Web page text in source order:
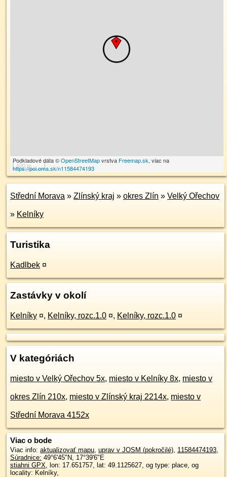
100 m
Podkladové dáta ©OpenStreetMapvrstva Freemap.sk, viac na
https://poi.oma.sk/n11584474193
Střední Morava » Zlínský kraj » okres Zlín » Velký Ořechov
» Kelníky
Turistika
Kadlbek ¤
Zastávky v okolí
Kelníky ¤, Kelníky, rozc.1.0 ¤, Kelníky, rozc.1.0 ¤
V kategóriách
miesto v Velký Ořechov 5x, miesto v Kelníky 8x, miesto v
okres Zlín 210x, miesto v Zlínský kraj 2214x, miesto v
Střední Morava 4152x
Viac o bode
Viac info: aktualizovať mapu, uprav v JOSM (pokročilé), 11584474193,
Súradnice: 49°6'45"N, 17°39'6"E
stiahni GPX, lon: 17.651757, lat: 49.1125627, og type: place, og
locality: Kelníky,